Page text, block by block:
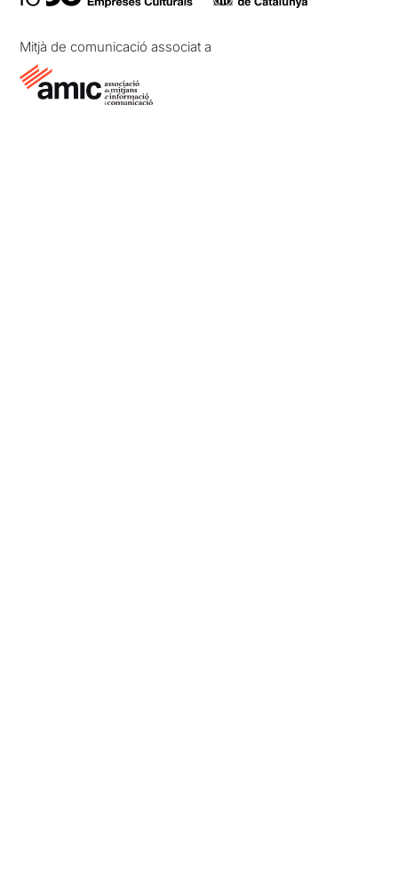
Mitjà de comunicació associat a